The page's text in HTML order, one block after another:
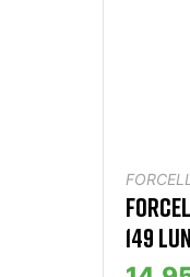
149